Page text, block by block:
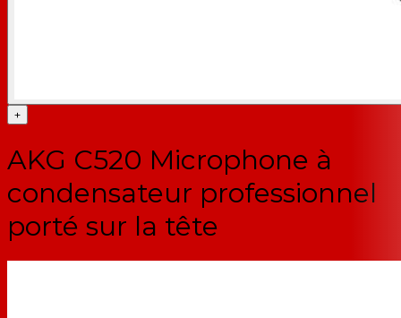
+
AKG C520 Microphone à
condensateur professionnel
porté sur la tête